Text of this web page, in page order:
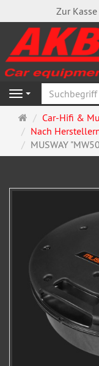
Zur Kasse
Navigation
Startseite
Car-Hifi &
Nach
MUSWAY